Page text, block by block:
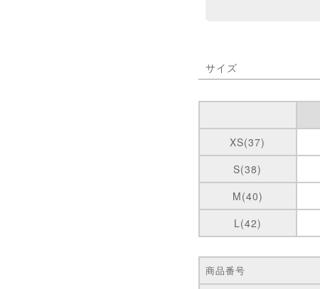
サイズ
XS(37)
S(38)
M(40)
L(42)
商品番号